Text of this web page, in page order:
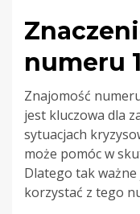
numeru
Znajomość
jest kluczowa dla
sytuacjach
może pomóc w
Dlatego tak
korzystać z tego